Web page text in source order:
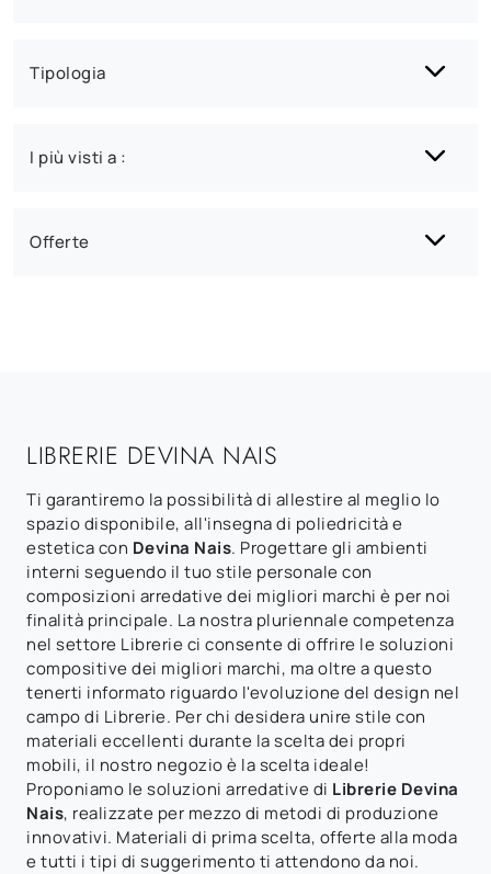
Tipologia
I più visti a :
Offerte
LIBRERIE DEVINA NAIS
Ti garantiremo la possibilità di allestire al meglio lo
spazio disponibile, all'insegna di poliedricità e
estetica con Devina Nais. Progettare gli ambienti
interni seguendo il tuo stile personale con
composizioni arredative dei migliori marchi è per noi
finalità principale. La nostra pluriennale competenza
nel settore Librerie ci consente di offrire le soluzioni
compositive dei migliori marchi, ma oltre a questo
tenerti informato riguardo l'evoluzione del design nel
campo di Librerie. Per chi desidera unire stile con
materiali eccellenti durante la scelta dei propri
mobili, il nostro negozio è la scelta ideale!
Proponiamo le soluzioni arredative di Librerie Devina
Nais, realizzate per mezzo di metodi di produzione
innovativi. Materiali di prima scelta, offerte alla moda
e tutti i tipi di suggerimento ti attendono da noi.